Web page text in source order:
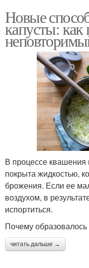
Новые
капусты: как
В процессе квашения
покрыта жидкостью,
брожения. Если ее
воздухом, в
испортиться.
Почему
читать дальше →